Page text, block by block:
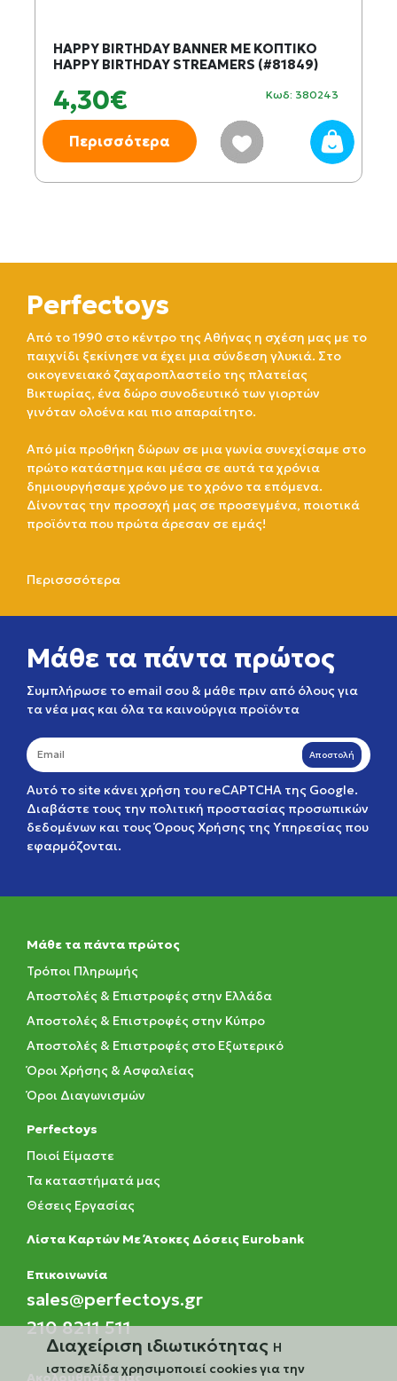
HAPPY BIRTHDAY BANNER ΜΕ ΚΟΠΤΙΚΟ
HAPPY BIRTHDAY STREAMERS (#81849)
4,30€ Κωδ: 380243
Περισσότερα
Perfectoys
Από το 1990 στο κέντρο της Αθήνας η σχέση μας με το
παιχνίδι ξεκίνησε να έχει μια σύνδεση γλυκιά. Στο
οικογενειακό ζαχαροπλαστείο της πλατείας
Βικτωρίας, ένα δώρο συνοδευτικό των γιορτών
γινόταν ολοένα και πιο απαραίτητο.
Από μία προθήκη δώρων σε μια γωνία συνεχίσαμε στο
πρώτο κατάστημα και μέσα σε αυτά τα χρόνια
δημιουργήσαμε χρόνο με το χρόνο τα επόμενα.
Δίνοντας την προσοχή μας σε προσεγμένα, ποιοτικά
προϊόντα που πρώτα άρεσαν σε εμάς!
Περισσσότερα
Μάθε τα πάντα πρώτος
Συμπλήρωσε το email σου & μάθε πριν από όλους για
τα νέα μας και όλα τα καινούργια προϊόντα
Αποστολή
Αυτό το site κάνει χρήση του reCAPTCHA της Google.
Διαβάστε τους την πολιτική προστασίας προσωπικών
δεδομένων και τουςΌρους Χρήσης της Υπηρεσίας που
εφαρμόζονται.
Μάθε τα πάντα πρώτος
Τρόποι Πληρωμής
Αποστολές & Επιστροφές στην Ελλάδα
Αποστολές & Επιστροφές στην Κύπρο
Αποστολές & Επιστροφές στο Εξωτερικό
Όροι Χρήσης & Ασφαλείας
Όροι Διαγωνισμών
Perfectoys
Ποιοί Είμαστε
Τα καταστήματά μας
Θέσεις Εργασίας
Λίστα Καρτών Με Άτοκες Δόσεις Eurobank
Eπικοινωνία
sales@perfectoys.gr
210 8211 511
Ακολουθήστε μας
Διαχείριση ιδιωτικότητας Η
ιστοσελίδα χρησιμοποιεί cookies για την